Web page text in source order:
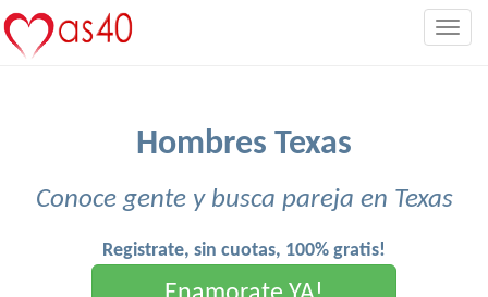
Hombres Texas
Conoce gente y busca pareja en Texas
Registrate, sin cuotas, 100% gratis!